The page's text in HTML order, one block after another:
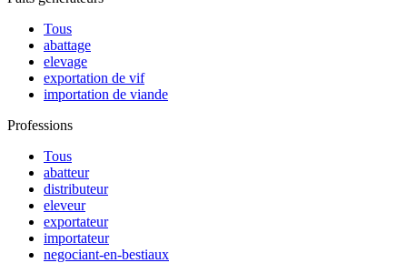
Tous
abattage
elevage
exportation de vif
importation de viande
Professions
Tous
abatteur
distributeur
eleveur
exportateur
importateur
negociant-en-bestiaux